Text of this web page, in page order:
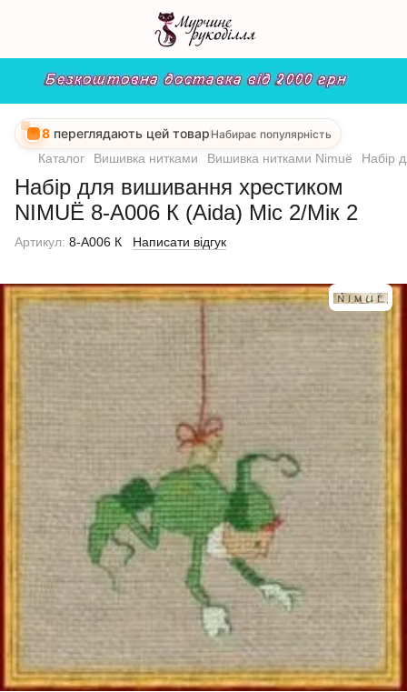
8 переглядають цей товар Набирає популярність
Каталог Вишивка нитками Вишивка нитками Nimuё Набір
Набір для вишивання хрестиком
NIMUЁ 8-A006 К (Aida) Mic 2/Мік 2
Артикул: 8-A006 К Написати відгук